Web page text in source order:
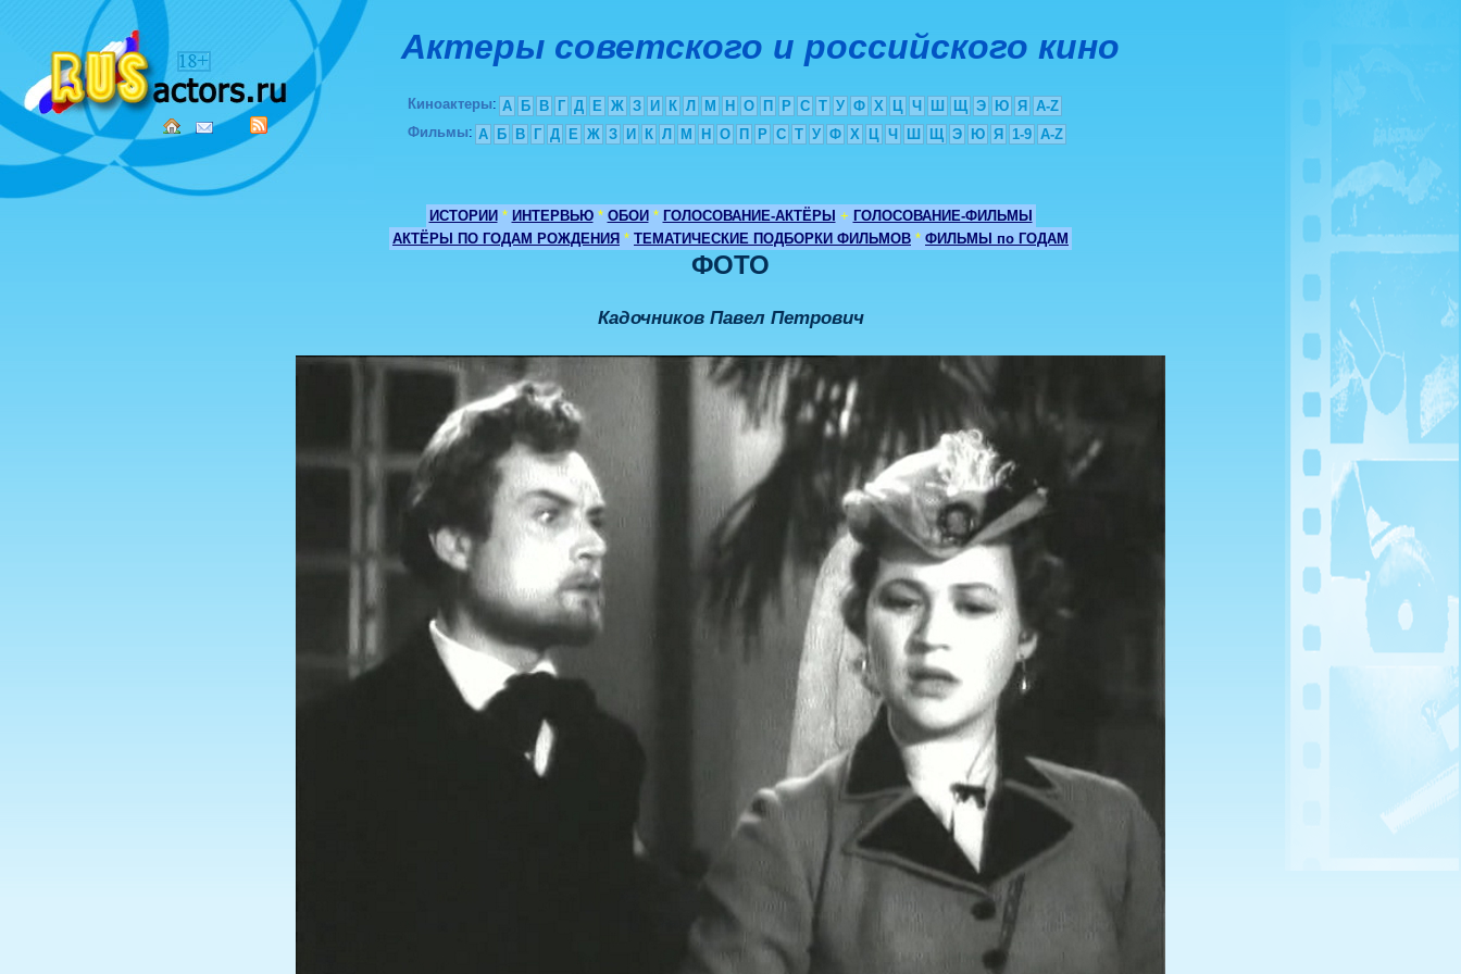
Актеры советского и российского кино
Киноактеры: А Б В Г Д Е Ж З И К Л М Н О П Р С Т У Ф Х Ц Ч Ш Щ Э Ю Я
A-Z
Фильмы: А Б В Г Д Е Ж З И К Л М Н О П Р С Т У Ф Х Ц Ч Ш Щ Э Ю Я 1-9 A-Z
ИСТОРИИ * ИНТЕРВЬЮ * ОБОИ * ГОЛОСОВАНИЕ-АКТЁРЫ + ГОЛОСОВАНИЕ-ФИЛЬМЫ
АКТЁРЫ ПО ГОДАМ РОЖДЕНИЯ * ТЕМАТИЧЕСКИЕ ПОДБОРКИ ФИЛЬМОВ * ФИЛЬМЫ по ГОДАМ
ФОТО
Кадочников Павел Петрович